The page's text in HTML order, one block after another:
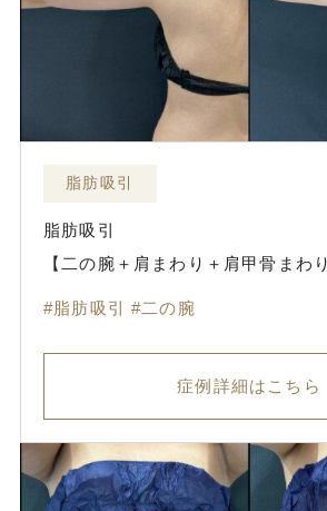
脂肪吸引
脂肪吸引
【二の腕＋肩まわり＋肩甲骨まわり
脂肪吸引 二の腕
症例詳細はこちら